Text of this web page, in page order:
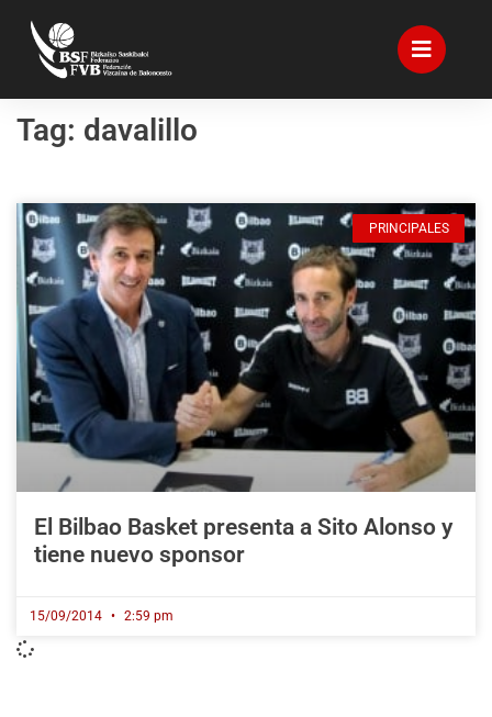
Tag: davalillo
PRINCIPALES
El Bilbao Basket presenta a Sito Alonso y
tiene nuevo sponsor
15/09/2014 2:59 pm